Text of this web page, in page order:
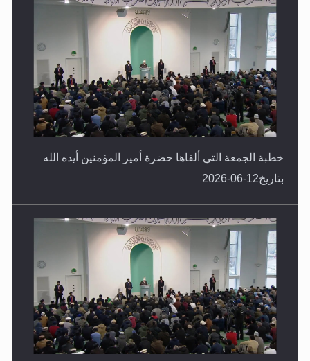
خطبة الجمعة التي ألقاها حضرة أمير المؤمنين أيده الله
بتاريخ12-06-2026